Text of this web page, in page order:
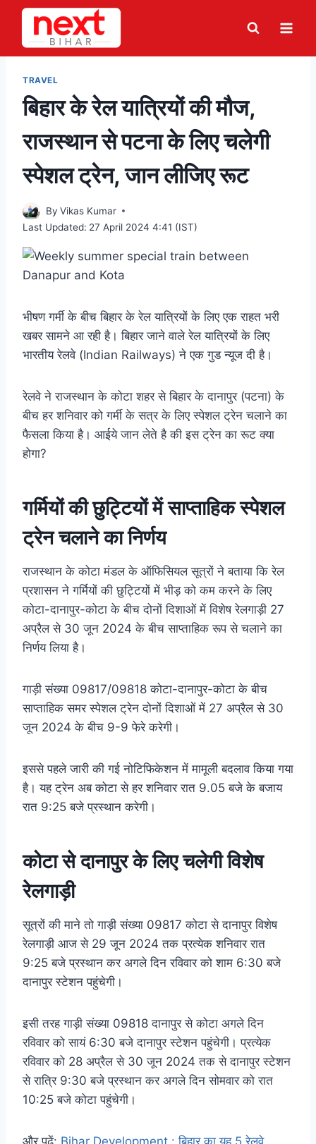
Skip
content
TRAVEL
बिहार के रेल यात्रियों की मौज,
राजस्थान से पटना के लिए चलेगी
स्पेशल ट्रेन, जान लीजिए रूट
By Vikas Kumar
Last Updated: 27 April 2024 4:41 (IST)
भीषण गर्मी के बीच बिहार के रेल यात्रियों के लिए एक राहत भरी
खबर सामने आ रही है। बिहार जाने वाले रेल यात्रियों के लिए
भारतीय रेलवे (Indian Railways) ने एक गुड न्यूज दी है।
रेलवे ने राजस्थान के कोटा शहर से बिहार के दानापुर (पटना) के
बीच हर शनिवार को गर्मी के सत्र के लिए स्पेशल ट्रेन चलाने का
फैसला किया है। आईये जान लेते है की इस ट्रेन का रूट क्या
होगा?
गर्मियों की छुट्टियों में साप्ताहिक स्पेशल
ट्रेन चलाने का निर्णय
राजस्थान के कोटा मंडल के ऑफिसियल सूत्रों ने बताया कि रेल
प्रशासन ने गर्मियों की छुट्टियों में भीड़ को कम करने के लिए
कोटा-दानापुर-कोटा के बीच दोनों दिशाओं में विशेष रेलगाड़ी 27
अप्रैल से 30 जून 2024 के बीच साप्ताहिक रूप से चलाने का
निर्णय लिया है।
गाड़ी संख्या 09817/09818 कोटा-दानापुर-कोटा के बीच
साप्ताहिक समर स्पेशल ट्रेन दोनों दिशाओं में 27 अप्रैल से 30
जून 2024 के बीच 9-9 फेरे करेगी।
इससे पहले जारी की गई नोटिफिकेशन में मामूली बदलाव किया गया
है। यह ट्रेन अब कोटा से हर शनिवार रात 9.05 बजे के बजाय
रात 9:25 बजे प्रस्थान करेगी।
कोटा से दानापुर के लिए चलेगी विशेष
रेलगाड़ी
सूत्रों की माने तो गाड़ी संख्या 09817 कोटा से दानापुर विशेष
रेलगाड़ी आज से 29 जून 2024 तक प्रत्येक शनिवार रात
9:25 बजे प्रस्थान कर अगले दिन रविवार को शाम 6:30 बजे
दानापुर स्टेशन पहुंचेगी।
इसी तरह गाड़ी संख्या 09818 दानापुर से कोटा अगले दिन
रविवार को सायं 6:30 बजे दानापुर स्टेशन पहुंचेगी। प्रत्येक
रविवार को 28 अप्रैल से 30 जून 2024 तक से दानापुर स्टेशन
से रात्रि 9:30 बजे प्रस्थान कर अगले दिन सोमवार को रात
10:25 बजे कोटा पहुंचेगी।
और पढ़ें: Bihar Development : बिहार का यह 5 रेलवे